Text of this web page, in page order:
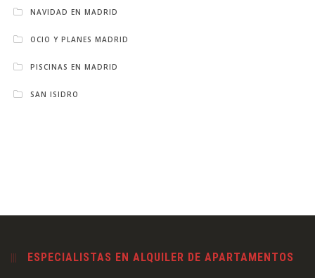
NAVIDAD EN MADRID
OCIO Y PLANES MADRID
PISCINAS EN MADRID
SAN ISIDRO
ESPECIALISTAS EN ALQUILER DE APARTAMENTOS